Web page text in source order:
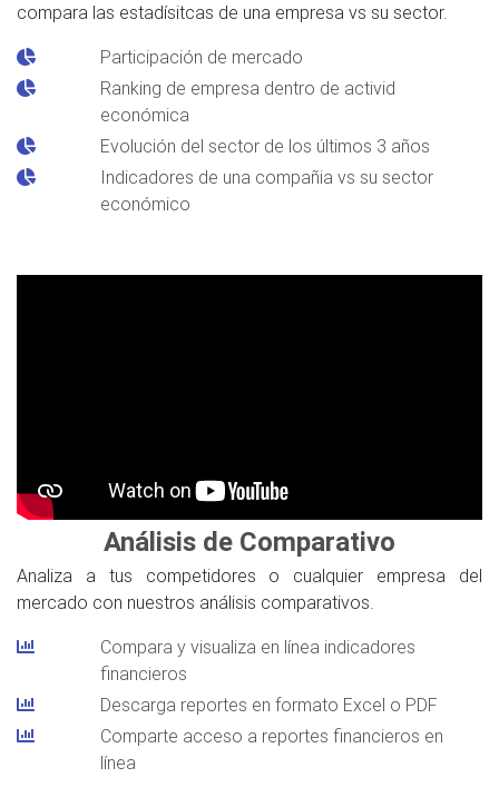
compara las estadísitcas de una empresa vs su sector.
Participación de mercado
Ranking de empresa dentro de activid
económica
Evolución del sector de los últimos 3 años
Indicadores de una compañia vs su sector
económico
Análisis de Comparativo
Analiza a tus competidores o cualquier empresa del
mercado con nuestros análisis comparativos.
Compara y visualiza en línea indicadores
financieros
Descarga reportes en formato Excel o PDF
Comparte acceso a reportes financieros en
línea